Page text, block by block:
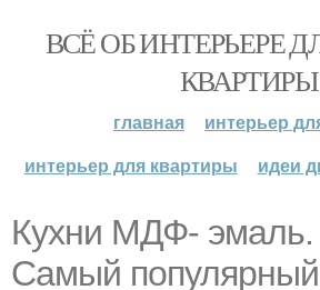
ВСЁ ОБ ИНТЕРЬЕРЕ
КВАРТИРЫ
главная
интерьер
интерьер для квартиры
идеи
Кухни МДФ-
Самый популярный